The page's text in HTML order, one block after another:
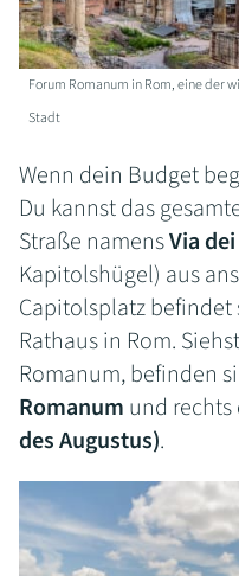
Forum Romanum in Rom, eine der
Stadt
Wenn dein Budget
Du kannst das
Straße namensVia
Kapitolshügel) aus
Capitolsplatz befindet
Rathaus in Rom.
Romanum, befinden
Romanum und rechts
des Augustus).